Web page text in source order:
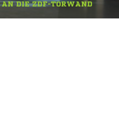
DIE ZDF-TORWAND